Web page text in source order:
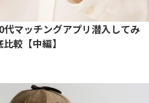
代マッチングアプリ潜入してみ
較【中編】